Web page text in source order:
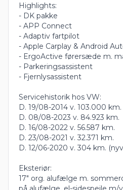
Highlights:
- DK pakke
- APP Connect
- Adaptiv fartpilot
- Apple Carplay & Android
- ErgoActive førersæde m.
- Parkeringsassistent
- Fjernlysassistent
Servicehistorik hos VW:
D. 19/08-2014 v. 103.000 km.
D. 08/08-2023 v. 84.923 km.
D. 16/08-2022 v. 56.587 km.
D. 23/08-2021 v. 32.371 km.
D. 12/06-2020 v. 304 km.
Eksteriør:
17" org. alufælge m.